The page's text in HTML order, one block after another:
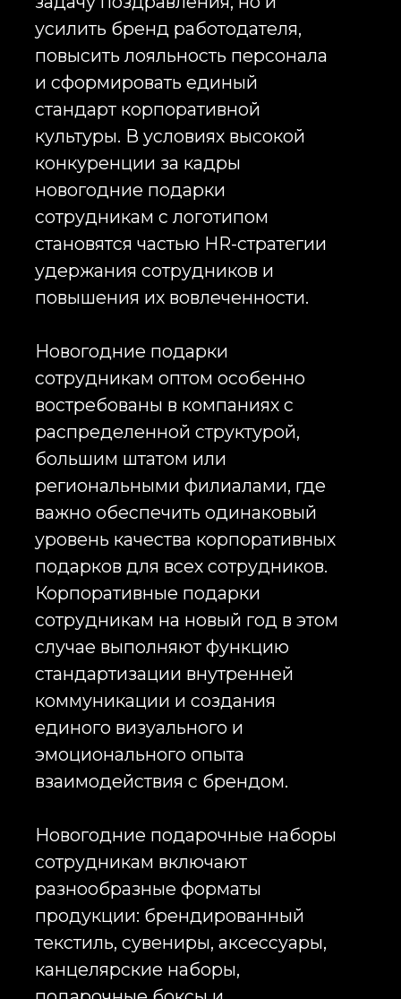
HR-отделы используют
новогодние подарки
сотрудникам компании как часть
системы удержания персонала,
поскольку корпоративные
новогодние подарки
сотрудникам напрямую влияют на
уровень вовлеченности и
эмоциональную связь с
сотрудникам оптом позволяют
реализовывать масштабные
идентичности бренда.
Производство новогодних
подарков сотрудникам включает
полный цикл: разработку
концепции, подбор продукции,
логистику. Компания Infinity
Project создает корпоративные
сотрудникам оптом под ключ,
обеспечивая полный контроль
качества на всех этапах
производства. Новогодние
подарки сотрудникам с
логотипом разрабатываются с
корпоративных коммуникаций,
что позволяет создавать как
массовые, так и премиальные
решения.
Корпоративные подарки
элемент поздравления, но и как
инструмент формирования
корпоративной идентичности.
Новогодние подарки
сотрудникам компании помогают
связь между брендом и
персоналом, что особенно важно
для удержания ключевых